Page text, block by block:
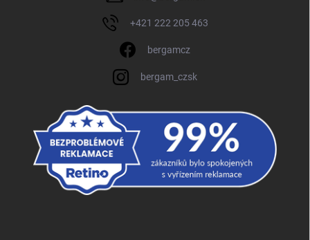
+421 222 205 463
bergamcz
bergam_czsk